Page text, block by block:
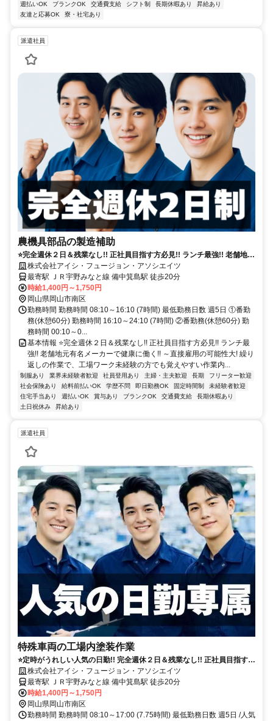
週払いOK
ブランクOK 交通費支給 シフト制 長期休暇あり
昇給あり
友達と応募OK
寮・社宅あり
派遣社員
農機具部品の製造補助
⭐完全週休２日＆残業なし!! 正社員目指す方必見!! ランチ最強!! 老舗地元
有名メーカーで健康に働く!! ～直接雇用の可能性大!
株式会社アイシ・フュージョン・アソシエイツ
最寄駅 ＪＲ宇野みなと線 備中箕島駅 徒歩20分
時給1,400円～1,750円
岡山県岡山市南区
勤務時間 勤務時間 08:10～16:10 (7時間) 最低勤務日数 週5日 ①番勤
務(休憩60分) 勤務時間 16:10～24:10 (7時間) ②番勤務(休憩60分) 勤
務時間 00:10～0...
基本情報 ⭐完全週休２日＆残業なし!! 正社員目指す方必見!! ランチ最
強!! 老舗地元有名メーカーで健康に働く!! ～直接雇用の可能性大! 繰り
返しの作業で、工場ワーク未経験の方でも覚えやすい作業内...
制服あり 業界未経験者歓迎 社員登用あり 主婦・主夫歓迎 長期
フリーター歓迎
社会保険あり
給料前払いOK 学歴不問 即日勤務OK 固定時間制
未経験者歓迎
住宅手当あり
週払いOK 賞与あり ブランクOK 交通費支給
長期休暇あり
土日祝休み
昇給あり
派遣社員
特殊車両の工場内塗装作業
⭐定時がうれしい人気の日勤!! 完全週休２日＆残業なし!! 正社員目指す方
必見!! ランチ最強!! 老舗地元有名メーカーで健康に働く!! ～直接雇用の
可能性大!
株式会社アイシ・フュージョン・アソシエイツ
最寄駅 ＪＲ宇野みなと線 備中箕島駅 徒歩20分
時給1,400円～1,750円
岡山県岡山市南区
勤務時間 勤務時間 08:10～17:00 (7.75時間) 最低勤務日数 週5日 /人気